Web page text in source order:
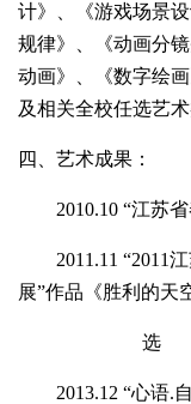
计》、《游戏场景
规律》、《动画分
动画》、《数字绘
及相关全校任选艺术
四 、艺术成果：
2010.10 “江苏
2011.11 “2011
展”作品《胜利的天
选
2013.12 “心语.